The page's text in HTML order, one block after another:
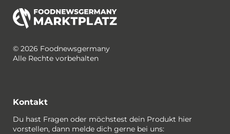
© 2026 Foodnewsgermany
Alle Rechte vorbehalten
Kontakt
Du hast Fragen oder möchstest dein Produkt hier
vorstellen, dann melde dich gerne bei uns: